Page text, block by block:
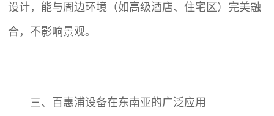
设计，能与周边环境（如高级酒店、住宅区）完美融
合，不影响景观。
三、百惠浦设备在东南亚的广泛应用